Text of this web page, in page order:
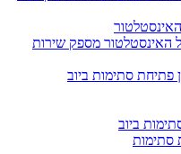
מספק שירות
ביוב